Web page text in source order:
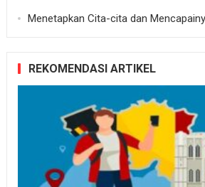
Menetapkan Cita-cita dan
REKOMENDASI ARTIKEL